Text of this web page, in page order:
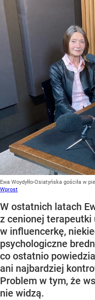
Ewa Woydyłło-Osiatyńska gościła w
Wprost
W ostatnich latach
z cenionej terapeutki
w influencerkę,
psychologiczne
co ostatnio
ani najbardziej
Problem w tym, że
nie widzą.